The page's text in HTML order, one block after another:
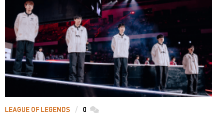
LEAGUE OF LEGENDS 0 commentaires